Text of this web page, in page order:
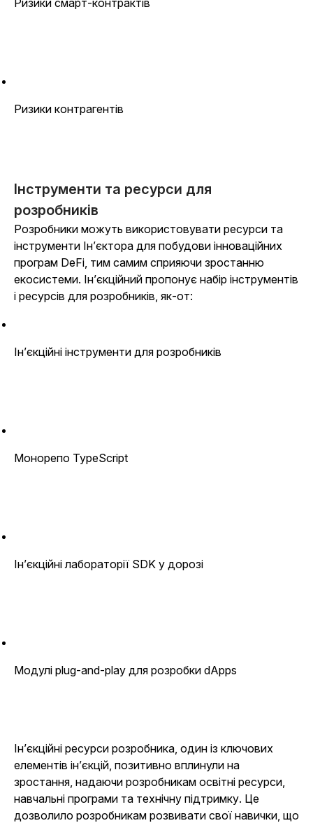
Ризики смарт-контрактів
Ризики контрагентів
Інструменти та ресурси для
розробників
Розробники можуть використовувати ресурси та
інструменти Ін’єктора для побудови інноваційних
програм DeFi, тим самим сприяючи зростанню
екосистеми. Ін’єкційний пропонує набір інструментів
і ресурсів для розробників, як-от:
Ін’єкційні інструменти для розробників
Монорепо TypeScript
Ін’єкційні лабораторії SDK у дорозі
Модулі plug-and-play для розробки dApps
Ін’єкційні ресурси розробника, один із ключових
елементів ін’єкцій, позитивно вплинули на
зростання, надаючи розробникам освітні ресурси,
навчальні програми та технічну підтримку. Це
дозволило розробникам розвивати свої навички, що